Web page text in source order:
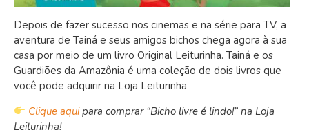
Depois de fazer sucesso nos cinemas e na série para TV, a
aventura de Tainá e seus amigos bichos chega agora à sua
casa por meio de um livro Original Leiturinha. Tainá e os
Guardiões da Amazônia é uma coleção de dois livros que
você pode adquirir na Loja Leiturinha
Clique aquipara comprar “Bicho livre é lindo!” na Loja
Leiturinha!